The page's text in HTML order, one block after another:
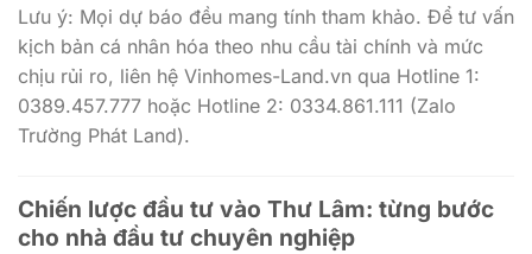
Lưu ý: Mọi dự báo đều mang tính tham khảo. Để tư vấn
kịch bản cá nhân hóa theo nhu cầu tài chính và mức
chịu rủi ro, liên hệ Vinhomes-Land.vn qua Hotline 1:
0389.457.777 hoặc Hotline 2: 0334.861.111 (Zalo
Trường Phát Land).
Chiến lược đầu tư vào Thư Lâm: từng bước
cho nhà đầu tư chuyên nghiệp